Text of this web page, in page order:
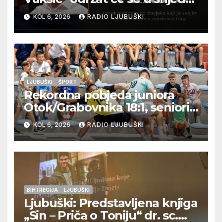
12. kolovoza u Otoku
KOL 6, 2026 RADIO LJUBUŠKI
LJUBUŠKI ŠPORT
Rekordna pobjeda juniora
Otok/Grabovnika 18:1, seniori
Pregrađa u četvrtfinalu,
Veljaci i Cerno/Crnopod u
doigravanju, Grljevići završili
natjecanje
KOL 6, 2026 RADIO LJUBUŠKI
BIH I REGIJA LJUBUŠKI
Ljubuški: Predstavljena knjiga
„Sin – Priča o Toniju“ dr. sc.